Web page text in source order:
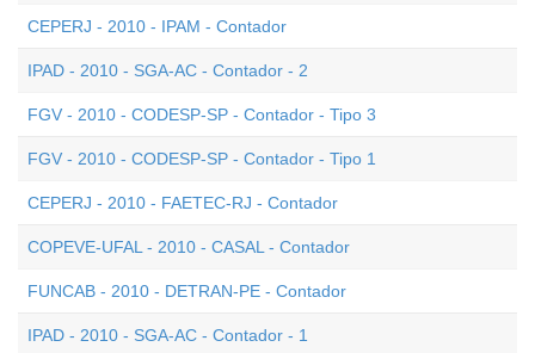
CEPERJ - 2010 - IPAM - Contador
IPAD - 2010 - SGA-AC - Contador - 2
FGV - 2010 - CODESP-SP - Contador - Tipo 3
FGV - 2010 - CODESP-SP - Contador - Tipo 1
CEPERJ - 2010 - FAETEC-RJ - Contador
COPEVE-UFAL - 2010 - CASAL - Contador
FUNCAB - 2010 - DETRAN-PE - Contador
IPAD - 2010 - SGA-AC - Contador - 1